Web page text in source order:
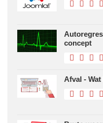
concept
Afval -